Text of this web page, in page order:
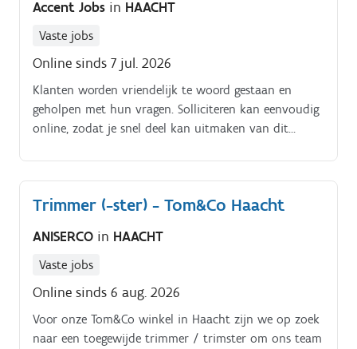
Accent Jobs in HAACHT
Vaste jobs
Online sinds 7 jul. 2026
Klanten worden vriendelijk te woord gestaan en
geholpen met hun vragen. Solliciteren kan eenvoudig
online, zodat je snel deel kan uitmaken van dit
Trimmer (-ster) - Tom&Co Haacht
ANISERCO in HAACHT
Vaste jobs
Online sinds 6 aug. 2026
Voor onze Tom&Co winkel in Haacht zijn we op zoek
naar een toegewijde trimmer / trimster om ons team